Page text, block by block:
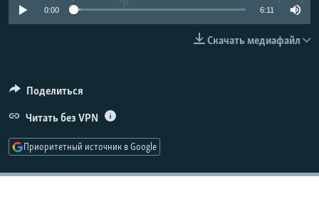
РАСПИСАНИЕ ВЕЩАНИЯ
Все сайты РСЕ/РС
0:00 6:11
Скачать медиафайл
Поделиться
Читать без VPN
Приоритетный источник в Google